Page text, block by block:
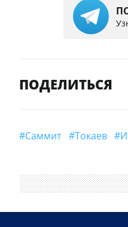
ПОДЕЛИТЬСЯ
#саммит #Токаев